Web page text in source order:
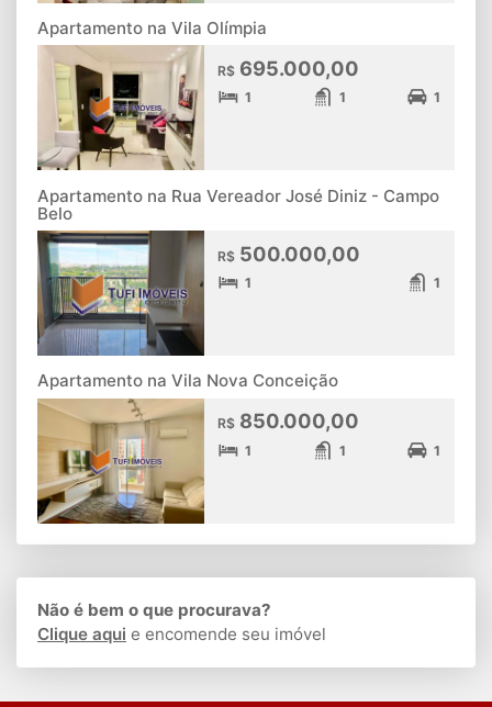
Apartamento na Vila Olímpia
R$ 695.000,00
1 1 1
Apartamento na Rua Vereador José Diniz - Campo
Belo
R$ 500.000,00
1 1
Apartamento na Vila Nova Conceição
R$ 850.000,00
1 1 1
Não é bem o que procurava?
Clique aqui e encomende seu imóvel